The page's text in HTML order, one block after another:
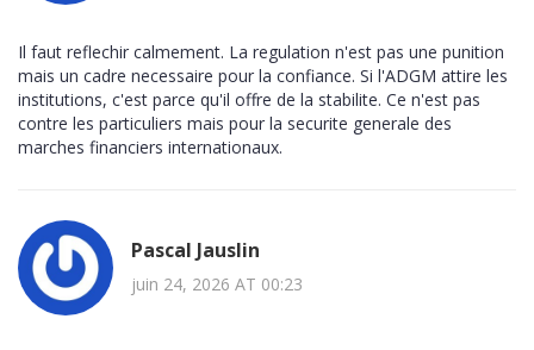
Il faut reflechir calmement. La regulation n'est pas une punition
mais un cadre necessaire pour la confiance. Si l'ADGM attire les
institutions, c'est parce qu'il offre de la stabilite. Ce n'est pas
contre les particuliers mais pour la securite generale des
marches financiers internationaux.
Pascal Jauslin
juin 24, 2026 AT 00:23